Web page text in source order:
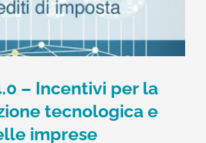
– Incentivi per la
tecnologica e
imprese